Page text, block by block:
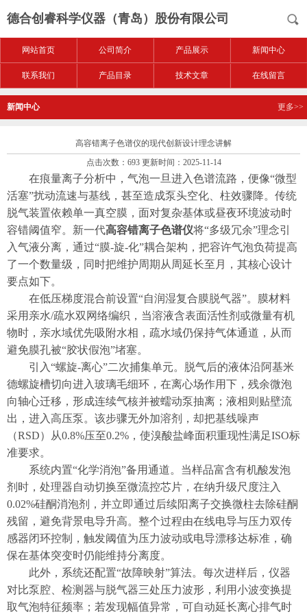
德合创睿科学仪器（青岛）股份有限公司
网站首页 公司简介 产品展示 新闻中心
联系我们 产品目录 技术文章 在线留言
新闻中心 更多>>
高容错离子色谱仪的现代创新设计理念讲解
点击次数：693 更新时间：2025-11-14
在痕量离子分析中，气泡一旦进入色谱流路，便像“微型
活塞”扰动流速与基线，甚至造成泵头空化、柱效骤降。传统
脱气装置依赖单一真空膜，面对复杂基体或昼夜环境波动时
容错阈值窄。新一代高容错离子色谱仪将“多级冗余”理念引
入气液分离，通过“膜-旋-化”耦合架构，把容许气泡负荷提高
了一个数量级，同时把维护周期从周延长至月，其核心设计
要点如下。
在低压梯度混合前设置“自润湿复合膜脱气器”。膜材料
采用亲水/疏水双网络编织，当溶液含表面活性剂或微量有机
物时，亲水域优先吸附水相，疏水域仍保持气体通道，从而
避免膜孔被“胶状假泡”堵塞。
引入“螺旋-离心”二次捕集单元。脱气后的液体沿阿基米
德螺旋槽切向进入玻璃毛细环，在离心场作用下，残余微泡
向轴心迁移，形成连续气核并被蠕动泵抽离；液相则贴壁流
出，进入高压泵。该步骤无外加溶剂，却把基线噪声
（RSD）从0.8%压至0.2%，使溴酸盐峰面积重现性满足ISO标
准要求。
系统内置“化学消泡”备用通道。当样品富含有机酸发泡
剂时，处理器自动切换至微流控芯片，在纳升级尺度注入
0.02%硅酮消泡剂，并立即通过后续阳离子交换微柱去除硅酮
残留，避免背景电导升高。整个过程由在线电导与压力双传
感器闭环控制，触发阈值为压力波动或电导漂移达标准，确
保在基体突变时仍能维持分离度。
此外，系统还配置“故障映射”算法。每次进样后，仪器
对比泵腔、检测器与脱气器三处压力波形，利用小波变换提
取气泡特征频率；若发现幅值异常，可自动延长离心排气时